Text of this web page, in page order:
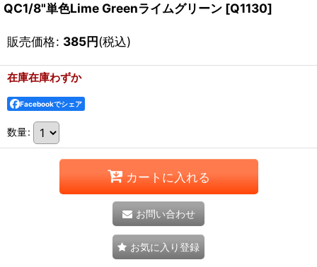
QC1/8"単色Lime Greenライムグリーン [Q1130]
販売価格: 385円(税込)
在庫在庫わずか
Facebookでシェア
数量:
カートに入れる
お問い合わせ
お気に入り登録